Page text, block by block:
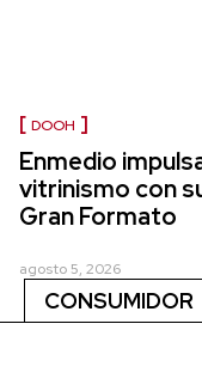
DOOH
Enmedio
vitrinismo con
Gran Formato
agosto 5, 2026
CONSUMIDOR